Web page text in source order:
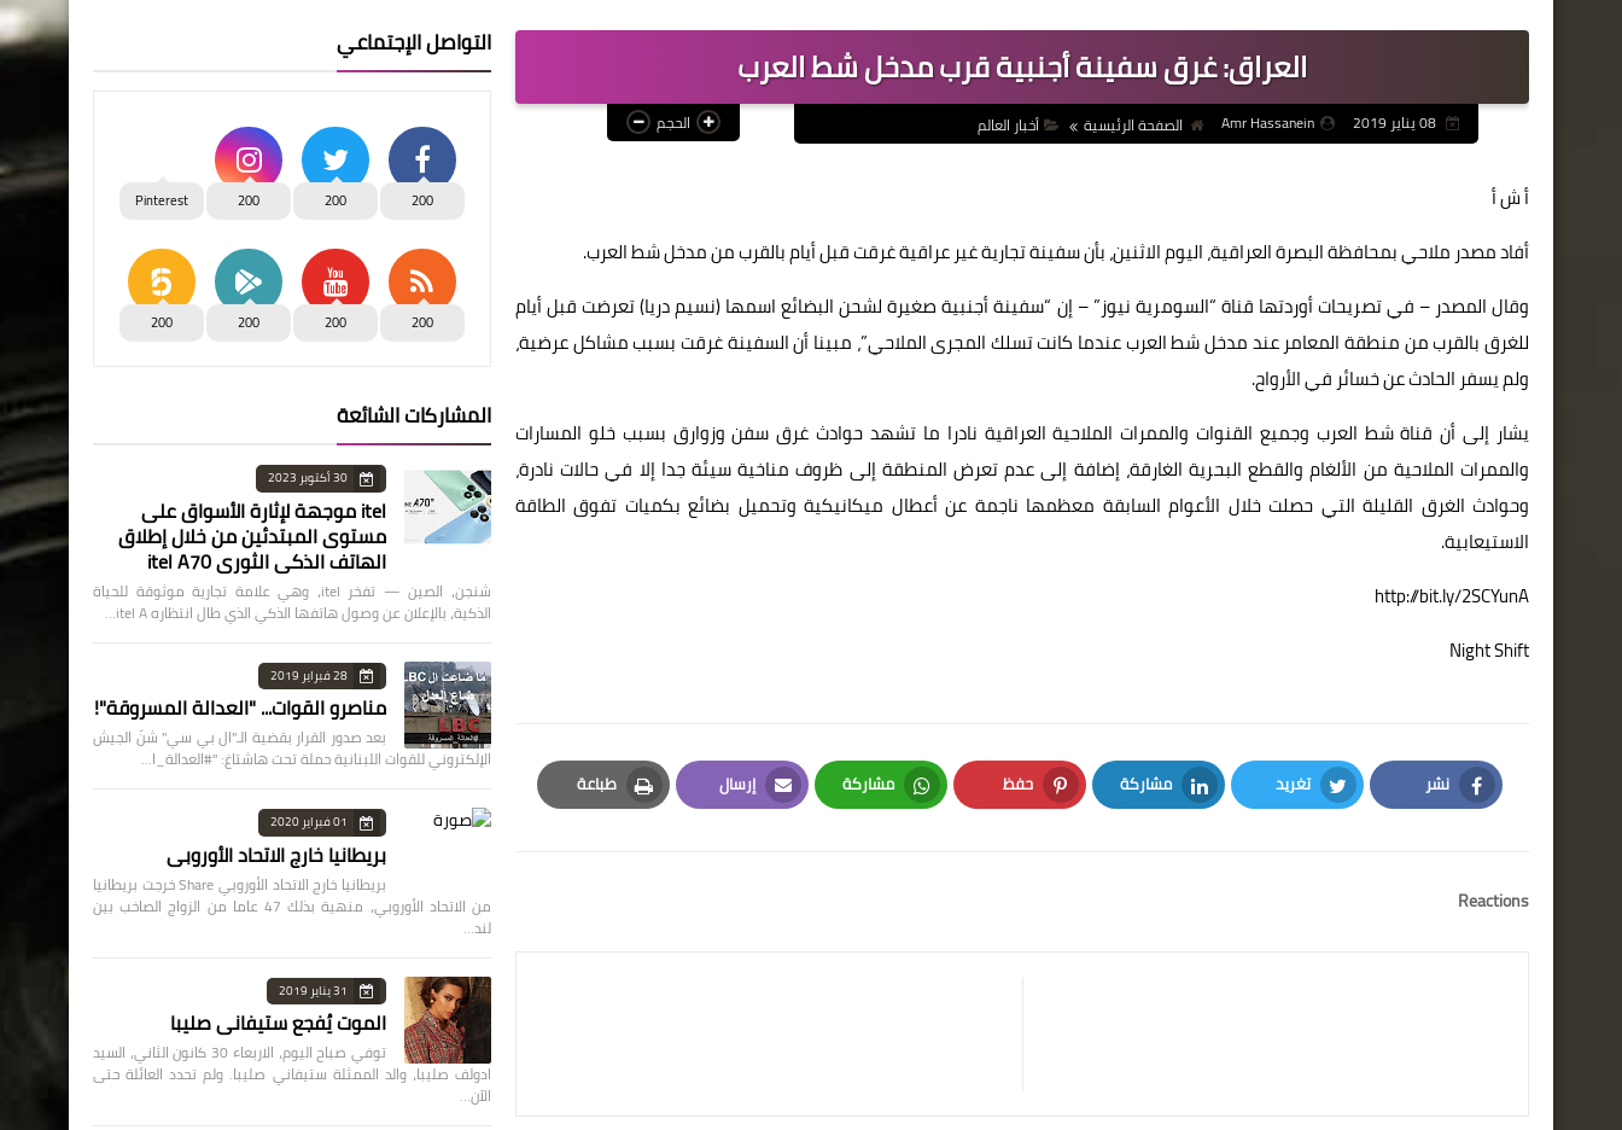
العراق: غرق سفينة أجنبية قرب مدخل شط العرب
Amr Hassanein الصفحة الرئيسية أخبار العالم الحجم
أ ش أ
أفاد مصدر ملاحي بمحافظة البصرة العراقية، اليوم الاثنين، بأن سفينة تجارية غير عراقية غرقت قبل أيام بالقرب من مدخل شط العرب.
وقال المصدر – في تصريحات أوردتها قناة “السومرية نيوز” – إن “سفينة أجنبية صغيرة لشحن البضائع اسمها (نسيم دريا) تعرضت قبل أيام
للغرق بالقرب من منطقة المعامر عند مدخل شط العرب عندما كانت تسلك المجرى الملاحي”، مبينا أن السفينة غرقت بسبب مشاكل عرضية،
ولم يسفر الحادث عن خسائر في الأرواح.
يشار إلى أن قناة شط العرب وجميع القنوات والممرات الملاحية العراقية نادرا ما تشهد حوادث غرق سفن وزوارق بسبب خلو المسارات
والممرات الملاحية من الألغام والقطع البحرية الغارقة، إضافة إلى عدم تعرض المنطقة إلى ظروف مناخية سيئة جدا إلا في حالات نادرة،
وحوادث الغرق القليلة التي حصلت خلال الأعوام السابقة معظمها ناجمة عن أعطال ميكانيكية وتحميل بضائع بكميات تفوق الطاقة
الاستيعابية.
http://bit.ly/2SCYunA
Night Shift
نشر
Facebook
تغريد
Twitter
مشاركة
LinkedIn
حفظ
Pinterest
مشاركة
Whatsapp
إرسال
Email
طباعة
Print
Reactions
التواصل الإجتماعي
200
200
200
Pinterest
200
200
200
200
المشاركات الشائعة
30 أكتوبر 2023
itel موجهة لإثارة الأسواق على
مستوى المبتدئين من خلال إطلاق
الهاتف الذكي الثوري itel A70
شنجن، الصين — تفخر itel، وهي علامة تجارية موثوقة للحياة
الذكية، بالإعلان عن وصول هاتفها الذكي الذي طال انتظاره itel A…
28 فبراير 2019
مناصرو القوات... "العدالة المسروقة"!
بعد صدور القرار بقضية الـ"ال بي سي" شنّ الجيش
الإلكتروني للقوات اللبنانية حملة تحت هاشتاغ: "#العدالة_ا…
01 فبراير 2020
بريطانيا خارج الاتحاد الأوروبي
بريطانيا خارج الاتحاد الأوروبي Share خرجت بريطانيا
من الاتحاد الأوروبي، منهية بذلك 47 عاما من الزواج الصاخب بين
لند…
31 يناير 2019
الموت يُفجع ستيفاني صليبا
توفي صباح اليوم، الاربعاء 30 كانون الثاني، السيد
ادولف صليبا، والد الممثلة ستيفاني صليبا. ولم تحدد العائلة حتى
الآن…